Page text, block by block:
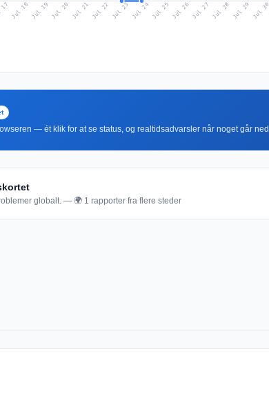
Jul 18Jul 19 Jul 20 Jul 21 Jul 22 Jul 23 Jul 24Jul 25 Jul 26Jul 27 Jul 28 Jul 29 Jul 30
— ét klik for at se status, og realtidsadvarsler når noget går ned.
globalt. — 🌍 1 rapporter fra flere steder